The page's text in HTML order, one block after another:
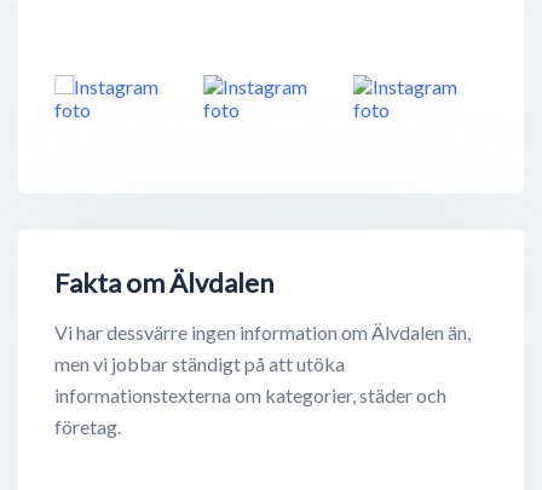
Fakta om Älvdalen
Vi har dessvärre ingen information om Älvdalen än,
men vi jobbar ständigt på att utöka
informationstexterna om kategorier, städer och
företag.